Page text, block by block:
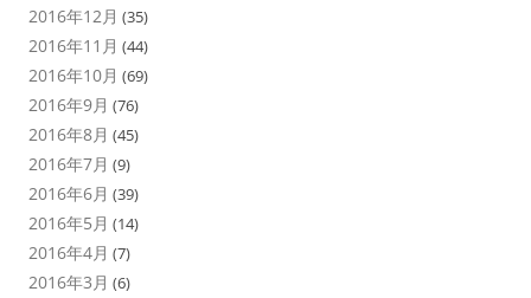
2016年12月 (35)
2016年11月 (44)
2016年10月 (69)
2016年9月 (76)
2016年8月 (45)
2016年7月 (9)
2016年6月 (39)
2016年5月 (14)
2016年4月 (7)
2016年3月 (6)